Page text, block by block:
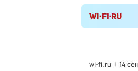
wi-fi.ru 14